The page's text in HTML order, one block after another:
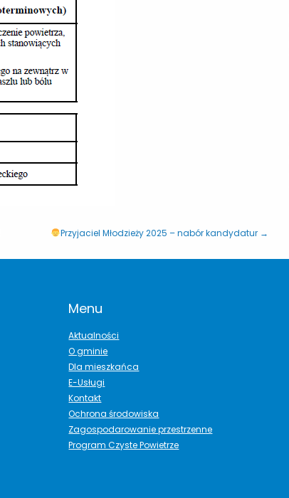
Przyjaciel Młodzieży 2025 – nabór kandydatur →
Menu
Aktualności
O gminie
Dla mieszkańca
E-Usługi
Kontakt
Ochrona środowiska
Zagospodarowanie przestrzenne
Program Czyste Powietrze